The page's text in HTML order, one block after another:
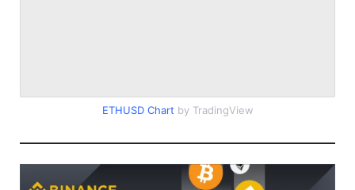
ETHUSD Chart by TradingView